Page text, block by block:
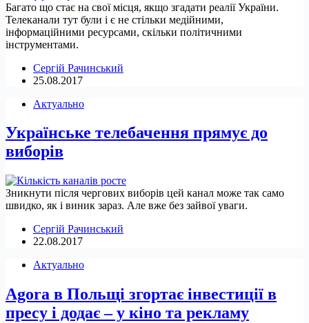
Багато що стає на свої місця, якщо згадати реалії України.
Телеканали тут були і є не стільки медійними,
інформаційними ресурсами, скільки політичними
інструментами.
Сергій Рачинський
25.08.2017
Актуально
Українське телебачення прямує до
виборів
Зникнути після чергових виборів цей канал може так само
швидко, як і виник зараз. Але вже без зайвої уваги.
Сергій Рачинський
22.08.2017
Актуально
Agora в Польщі згортає інвестиції в
пресу і додає – у кіно та рекламу